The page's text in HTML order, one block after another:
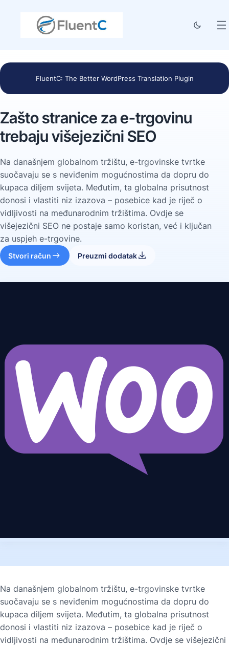
FluentC: The Better WordPress Translation Plugin
Zašto stranice za e-trgovinu
trebaju višejezični SEO
Na današnjem globalnom tržištu, e-trgovinske tvrtke
suočavaju se s neviđenim mogućnostima da dopru do
kupaca diljem svijeta. Međutim, ta globalna prisutnost
donosi i vlastiti niz izazova – posebice kad je riječ o
vidljivosti na međunarodnim tržištima. Ovdje se
višejezični SEO ne postaje samo koristan, već i ključan
za uspjeh e-trgovine.
Stvori račun Preuzmi dodatak
Na današnjem globalnom tržištu, e-trgovinske tvrtke
suočavaju se s neviđenim mogućnostima da dopru do
kupaca diljem svijeta. Međutim, ta globalna prisutnost
donosi i vlastiti niz izazova – posebice kad je riječ o
vidljivosti na međunarodnim tržištima. Ovdje se višejezični